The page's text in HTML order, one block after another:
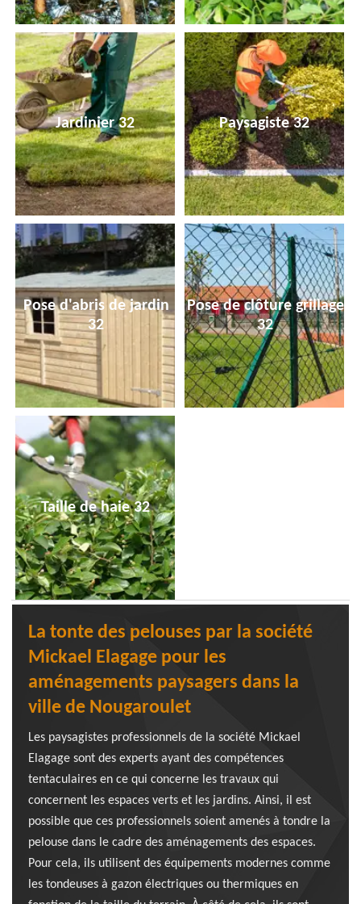
Jardinier 32 Paysagiste 32
Pose d'abris de jardin
32
Pose de clôture grillage
32
Taille de haie 32
La tonte des pelouses par la société
Mickael Elagage pour les
aménagements paysagers dans la
ville de Nougaroulet
Les paysagistes professionnels de la société Mickael
Elagage sont des experts ayant des compétences
tentaculaires en ce qui concerne les travaux qui
concernent les espaces verts et les jardins. Ainsi, il est
possible que ces professionnels soient amenés à tondre la
pelouse dans le cadre des aménagements des espaces.
Pour cela, ils utilisent des équipements modernes comme
les tondeuses à gazon électriques ou thermiques en